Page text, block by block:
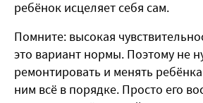
ребёнок исцеляет себя сам.
Помните: высокая
это вариант нормы. Поэтому не
ремонтировать и менять
ним всё в порядке. Просто его